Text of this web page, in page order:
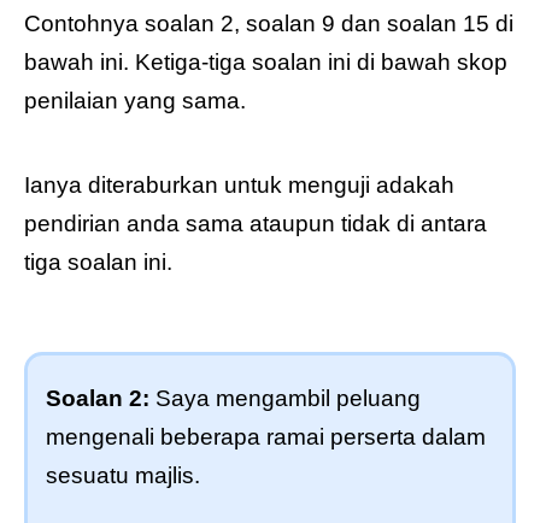
Contohnya soalan 2, soalan 9 dan soalan 15 di
bawah ini. Ketiga-tiga soalan ini di bawah skop
penilaian yang sama.
Ianya diteraburkan untuk menguji adakah
pendirian anda sama ataupun tidak di antara
tiga soalan ini.
Soalan 2: Saya mengambil peluang
mengenali beberapa ramai perserta dalam
sesuatu majlis.